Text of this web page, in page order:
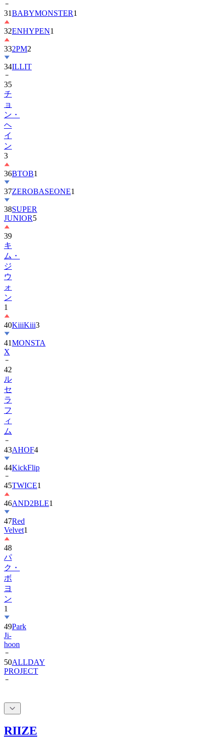
32ENHYPEN1
332PM2
34ILLIT
35
チ
ョ
ン・
ヘ
イ
ン
3
36
37ZEROBASEONE
38SUPER
JUNIOR
39
キ
ム・
ジ
ウ
ォ
ン
1
40
41MONSTA
X
42
ル
セ
ラ
フ
ィ
ム
43
44KickFlip
45TWICE1
46AND2BLE
47Red
Velvet
48
パ
ク・
ボ
ヨ
ン
1
49
Ji-
hoon
50ALLDAY
PROJECT
RIIZE